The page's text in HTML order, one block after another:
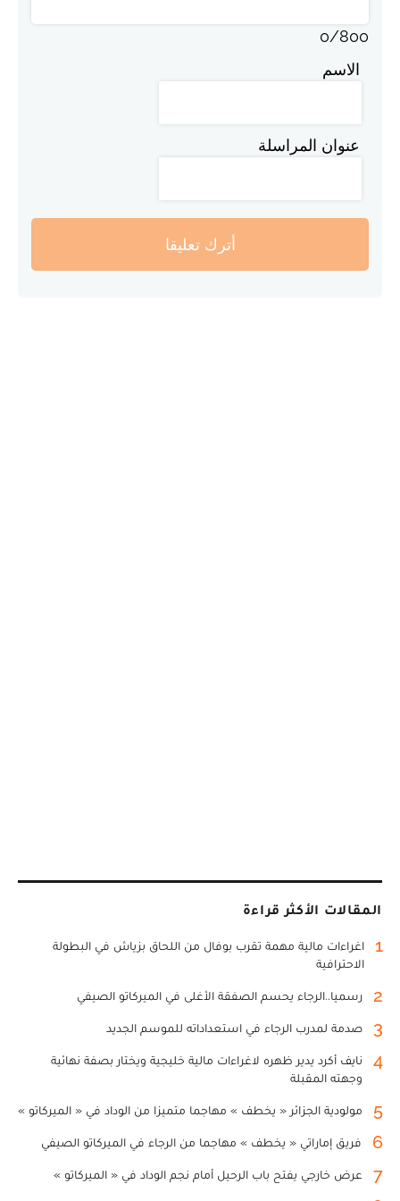
0/800
الاسم
عنوان المراسلة
أترك تعليقا
المقالات الأكثر قراءة
1
اغراءات مالية مهمة تقرب بوفال من اللحاق بزياش في البطولة
الاحترافية
2 رسميا..الرجاء يحسم الصفقة الأغلى في الميركاتو الصيفي
3 صدمة لمدرب الرجاء في استعداداته للموسم الجديد
4
نايف أكرد يدير ظهره لاغراءات مالية خليجية ويختار بصفة نهائية
وجهته المقبلة
5 مولودية الجزائر « يخطف » مهاجما متميزا من الوداد في « الميركاتو »
6 فريق إماراتي « يخطف » مهاجما من الرجاء في الميركاتو الصيفي
7 عرض خارجي يفتح باب الرحيل أمام نجم الوداد في « الميركاتو »